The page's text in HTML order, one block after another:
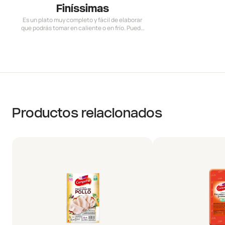
Finíssimas
Es un plato muy completo y fácil de elaborar
que podrás tomar en caliente o en frío. Puede
Productos relacionados